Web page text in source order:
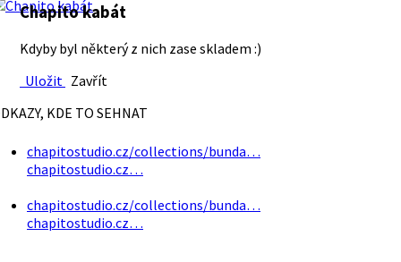
Chapito kabát
Kdyby byl některý z nich zase skladem :)
Uložit Zavřít
KDE TO SEHNAT
chapitostudio.cz/collections/bunda…
chapitostudio.cz…
chapitostudio.cz/collections/bunda…
chapitostudio.cz…